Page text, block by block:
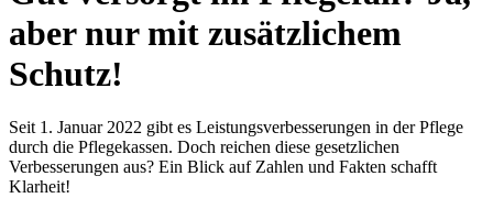
aber nur mit zusätzlichem
Schutz!
Seit 1. Januar 2022 gibt es Leistungsverbesserungen in der Pflege
durch die Pflegekassen. Doch reichen diese gesetzlichen
Verbesserungen aus? Ein Blick auf Zahlen und Fakten schafft
Klarheit!